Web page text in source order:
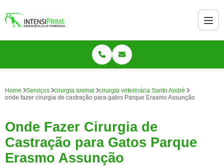
Home Serviços cirurgia animal
cirurgia veterinária Santo André
onde fazer cirurgia de castração para gatos Parque Erasmo Assunção
Onde Fazer Cirurgia de
Castração para Gatos Parque
Erasmo Assunção